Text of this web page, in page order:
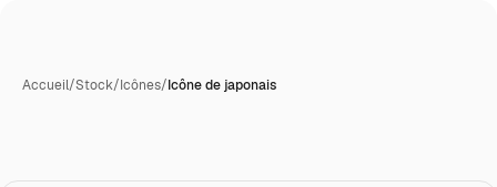
Accueil/Stock/Icônes/Icône de japonais